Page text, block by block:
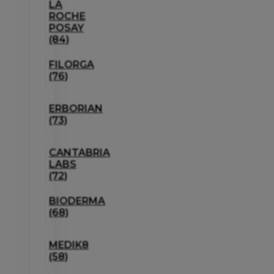
LA
ROCHE
POSAY
(84)
FILORGA
(76)
ERBORIAN
(73)
CANTABRIA
LABS
(72)
BIODERMA
(68)
MEDIK8
(58)